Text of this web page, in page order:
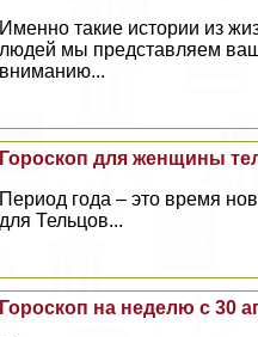
Именно такие истории из
людей мы представляем
вниманию...
Гороскоп для женщины
Период года – это время
для Тельцов...
Гороскоп на неделю с 30